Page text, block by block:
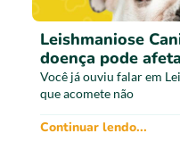
Leishmaniose
doença pode
Você já ouviu falar em
que acomete não
Continuar lendo...